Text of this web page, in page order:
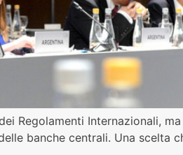
Regolamenti Internazionali, ma
banche centrali. Una scelta